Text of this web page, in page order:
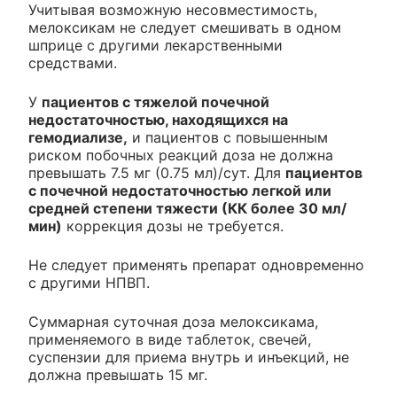
Учитывая возможную несовместимость,
мелоксикам не следует смешивать в одном
шприце с другими лекарственными
средствами.
У пациентов с тяжелой почечной
недостаточностью, находящихся на
гемодиализе, и пациентов с повышенным
риском побочных реакций доза не должна
превышать 7.5 мг (0.75 мл)/сут. Для пациентов
с почечной недостаточностью легкой или
средней степени тяжести (КК более 30 мл/
мин) коррекция дозы не требуется.
Не следует применять препарат одновременно
с другими НПВП.
Суммарная суточная доза мелоксикама,
применяемого в виде таблеток, свечей,
суспензии для приема внутрь и инъекций, не
должна превышать 15 мг.